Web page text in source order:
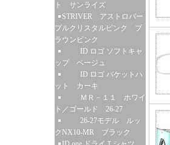
ト サンライズ
STRIVER アストロパー
プルクリスタルピンク ブ
ラウンピンク
ID ロゴ ソフトキャ
ップ ベージュ
ID ロゴ バケットハ
ット カーキ
ＭＲ－１１ ホワイ
ト／ゴールド 26-27
26-27モデル ルッ
クNX10-MR ブラック